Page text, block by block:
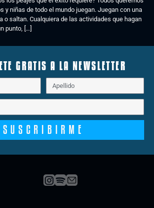
y niñas de todo el mundo juegan. Juegan con una
o saltan. Cualquiera de las actividades que hagan
punto, […]
GRATIS A LA NEWSLETTER
SUSCRIBIRME